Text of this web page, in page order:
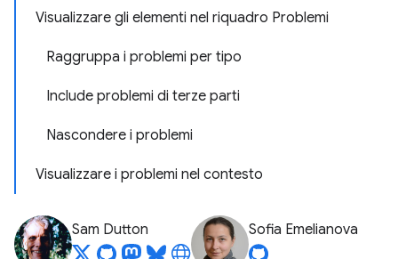
Visualizzare gli elementi nel riquadro Problemi
Raggruppa i problemi per tipo
Include problemi di terze parti
Nascondere i problemi
Visualizzare i problemi nel contesto
Sam Dutton Sofia Emelianova